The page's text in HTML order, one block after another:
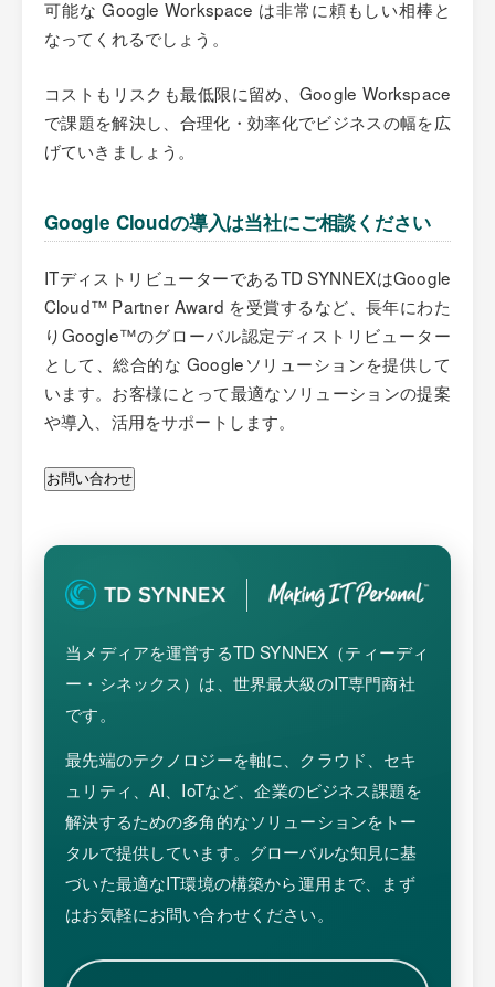
可能な Google Workspace は非常に頼もしい相棒と
なってくれるでしょう。
コストもリスクも最低限に留め、Google Workspace
で課題を解決し、合理化・効率化でビジネスの幅を広
げていきましょう。
Google Cloudの導入は当社にご相談ください
ITディストリビューターであるTD SYNNEXはGoogle
Cloud™ Partner Award を受賞するなど、長年にわた
りGoogle™のグローバル認定ディストリビューター
として、総合的な Googleソリューションを提供して
います。お客様にとって最適なソリューションの提案
や導入、活用をサポートします。
お問い合わせ
当メディアを運営するTD SYNNEX（ティーディ
ー・シネックス）は、世界最大級のIT専門商社
です。
最先端のテクノロジーを軸に、クラウド、セキ
ュリティ、AI、IoTなど、企業のビジネス課題を
解決するための多角的なソリューションをトー
タルで提供しています。グローバルな知見に基
づいた最適なIT環境の構築から運用まで、まず
はお気軽にお問い合わせください。